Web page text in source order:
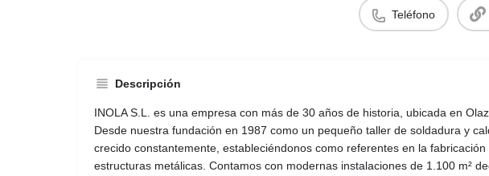
Teléfono
Descripción
INOLA S.L. es una empresa con más de 30 años de historia, ubicada en
Desde nuestra fundación en 1987 como un pequeño taller de soldadura y
crecido constantemente, estableciéndonos como referentes en la
estructuras metálicas. Contamos con modernas instalaciones de 1.100 m²